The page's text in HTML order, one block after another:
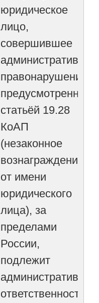
юридическое
лицо,
совершившее
административное
правонарушение,
предусмотренное
статьёй 19.28
КоАП
(незаконное
вознаграждение
от имени
юридического
лица), за
пределами
России,
подлежит
административной
ответственности